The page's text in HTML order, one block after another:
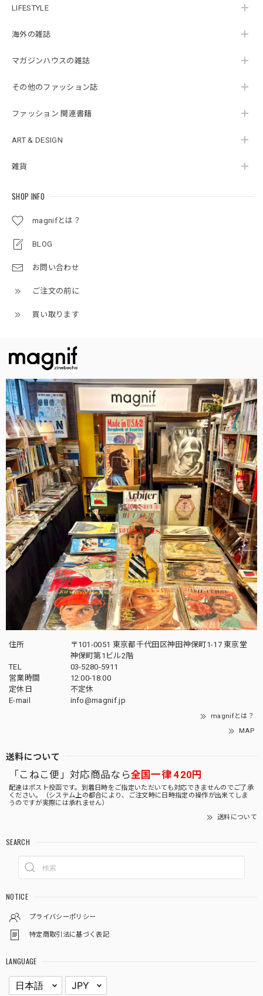
LIFESTYLE
海外の雑誌
マガジンハウスの雑誌
その他のファッション誌
ファッション 関連書籍
ART & DESIGN
雑貨
SHOP INFO
magnifとは？
BLOG
お問い合わせ
ご注文の前に
買い取ります
住所
〒101-0051 東京都千代田区神田神保町1-17 東京堂
神保町第1ビル2階
TEL
03-5280-5911
営業時間
12:00-18:00
定休日
不定休
E-mail
info@magnif.jp
magnifとは？
MAP
送料について
「こねこ便」対応商品なら全国一律 420円
配達はポスト投函です。到着日時をご指定いただいても対応できませんのでご了承
ください。（システム上の都合により、ご注文時に日時指定の操作が出来てしま
うのですが実際には承れません）
送料について
SEARCH
NOTICE
プライバシーポリシー
特定商取引法に基づく表記
LANGUAGE